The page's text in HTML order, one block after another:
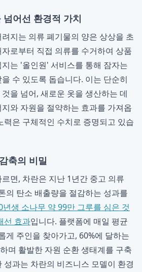
어선 환경적 가치
지는 의류 폐기물의 양은 상상을 초
로부터 직접 의류를 수거하여 상품
는 '올인원' 서비스를 통해 잠자는
수 있도록 돕습니다. 이는 단순히
을 넘어, 새로운 옷을 생산하는 데
와 자원을 절약하는 효과를 가져옵
력은 구체적인 수치로 증명되고 있습
축의 비밀
면, 차란은 지난 1년간 중고 의류
의 탄소 배출량을 절감하는 성과를
년생 소나무 약 99만 그루를 심은 것
선 효과입니다. 플랫폼에 매일 평균
게 주인을 찾아가고, 60%에 달하는
며 활발한 자원 순환 생태계를 구축
성과는 차란의 비즈니스 모델이 환경